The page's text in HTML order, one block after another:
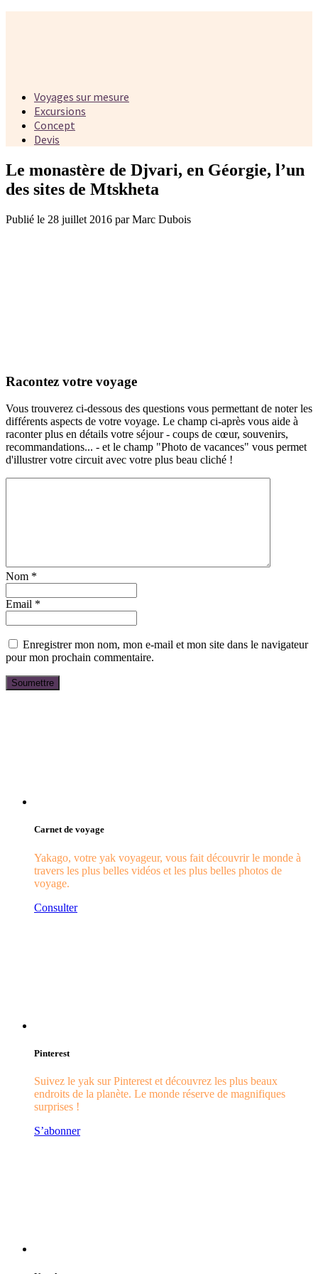
Voyages sur mesure
Excursions
Concept
Devis
Le monastère de Djvari, en Géorgie, l’un
des sites de Mtskheta
Publié le 28 juillet 2016 par Marc Dubois
Racontez votre voyage
Vous trouverez ci-dessous des questions vous permettant de noter les
différents aspects de votre voyage. Le champ ci-après vous aide à
raconter plus en détails votre séjour - coups de cœur, souvenirs,
recommandations... - et le champ "Photo de vacances" vous permet
d'illustrer votre circuit avec votre plus beau cliché !
Nom *
Email *
Enregistrer mon nom, mon e-mail et mon site dans le navigateur
pour mon prochain commentaire.
Carnet de voyage
Yakago, votre yak voyageur, vous fait découvrir le monde à
travers les plus belles vidéos et les plus belles photos de
voyage.
Consulter
Pinterest
Suivez le yak sur Pinterest et découvrez les plus beaux
endroits de la planète. Le monde réserve de magnifiques
surprises !
S’abonner